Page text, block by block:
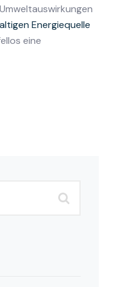
Energiequelle
eine